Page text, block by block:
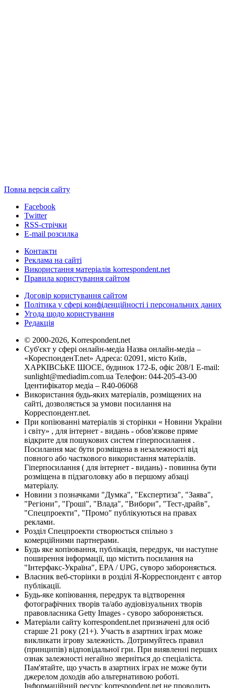
Повна версія сайту
Facebook
Twitter
RSS-стрічки
E-mail розсилка
Контакти
Реклама на сайті
Використання матеріалів korrespondent.net
Правила користування сайтом
Договір користування сайтом
Політика у сфері конфіденційності і персональних даних
Угода щодо користування
Редакція
© 2000-2026, Korrespondent.net
Суб'єкт у сфері онлайн-медіа Назва онлайн-медіа –
«КореспонденТ.net» Адреса: 02091, місто Київ,
ХАРКІВСЬКЕ ШОСЕ, будинок 172-Б, офіс 208/1 E-mail:
sunlight@mediadim.com.ua Телефон: 044-205-43-00
Ідентифікатор медіа – R40-06068
Використання будь-яких матеріалів, розміщених на
сайті, дозволяється за умови посилання на
Корреспондент.net.
При копіюванні матеріалів зі сторінки « Новини України
і світу» , для інтернет - видань - обов'язкове пряме
відкрите для пошукових систем гіперпосилання .
Посилання має бути розміщена в незалежності від
повного або часткового використання матеріалів.
Гіперпосилання ( для інтернет - видань) - повинна бути
розміщена в підзаголовку або в першому абзаці
матеріалу.
Новини з позначками "Думка", "Експертиза", "Заява",
"Регіони", "Гроші", "Влада", "Вибори", "Тест-драйв",
"Спецпроекти", "Промо" публікуються на правах
реклами.
Розділ Спецпроекти створюється спільно з
комерційними партнерами.
Будь яке копіювання, публікація, передрук, чи наступне
поширення інформації, що містить посилання на
"Інтерфакс-Україна", EPA / UPG, суворо забороняється.
Власник веб-сторінки в розділі Я-Корреспондент є автор
публікації.
Будь-яке копіювання, передрук та відтворення
фотографічних творів та/або аудіовізуальних творів
правовласника Getty Images - суворо забороняється.
Матеріали сайту korrespondent.net призначені для осіб
старше 21 року (21+). Участь в азартних іграх може
викликати ігрову залежність. Дотримуйтесь правил
(принципів) відповідальної гри. При виявленні перших
ознак залежності негайно зверніться до спеціаліста.
Пам'ятайте, що участь в азартних іграх не може бути
джерелом доходів або альтернативою роботі.
Інформаційний ресурс korrespondent.net не проводить